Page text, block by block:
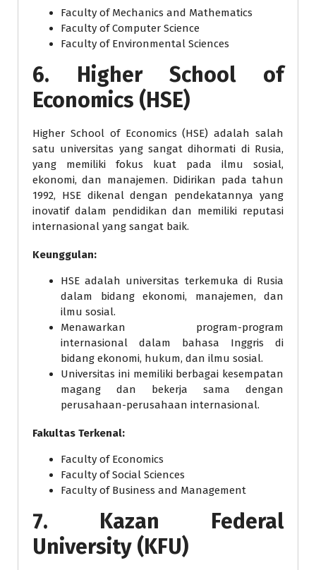
Faculty of Mechanics and Mathematics
Faculty of Computer Science
Faculty of Environmental Sciences
6. Higher School of
Economics (HSE)
Higher School of Economics (HSE) adalah salah
satu universitas yang sangat dihormati di Rusia,
yang memiliki fokus kuat pada ilmu sosial,
ekonomi, dan manajemen. Didirikan pada tahun
1992, HSE dikenal dengan pendekatannya yang
inovatif dalam pendidikan dan memiliki reputasi
internasional yang sangat baik.
Keunggulan:
HSE adalah universitas terkemuka di Rusia
dalam bidang ekonomi, manajemen, dan
ilmu sosial.
Menawarkan program-program
internasional dalam bahasa Inggris di
bidang ekonomi, hukum, dan ilmu sosial.
Universitas ini memiliki berbagai kesempatan
magang dan bekerja sama dengan
perusahaan-perusahaan internasional.
Fakultas Terkenal:
Faculty of Economics
Faculty of Social Sciences
Faculty of Business and Management
7. Kazan Federal
University (KFU)